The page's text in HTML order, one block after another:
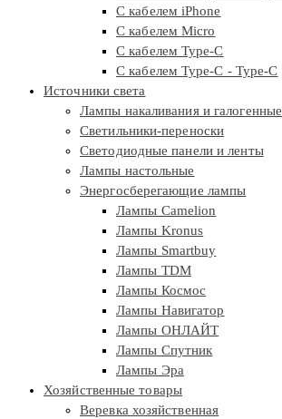
С кабелем iPhone
С кабелем Micro
С кабелем Type-C
С кабелем Type-C - Type-C
Источники света
Лампы накаливания и галогенные
Светильники-переноски
Светодиодные панели и ленты
Лампы настольные
Энергосберегающие лампы
Лампы Camelion
Лампы Kronus
Лампы Smartbuy
Лампы TDM
Лампы Космос
Лампы Навигатор
Лампы ОНЛАЙТ
Лампы Спутник
Лампы Эра
Хозяйственные товары
Веревка хозяйственная